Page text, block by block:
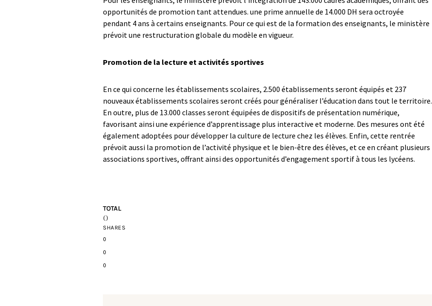
opportunités de promotion tant attendues. une prime annuelle de 14.000 DH sera octroyée
pendant 4 ans à certains enseignants. Pour ce qui est de la formation des enseignants, le ministère
prévoit une restructuration globale du modèle en vigueur.
Promotion de la lecture et activités sportives
En ce qui concerne les établissements scolaires, 2.500 établissements seront équipés et 237
nouveaux établissements scolaires seront créés pour généraliser l’éducation dans tout le territoire.
En outre, plus de 13.000 classes seront équipées de dispositifs de présentation numérique,
favorisant ainsi une expérience d’apprentissage plus interactive et moderne. Des mesures ont été
également adoptées pour développer la culture de lecture chez les élèves. Enfin, cette rentrée
prévoit aussi la promotion de l’activité physique et le bien-être des élèves, et ce en créant plusieurs
associations sportives, offrant ainsi des opportunités d’engagement sportif à tous les lycéens.
TOTAL
0
SHARES
0
0
0